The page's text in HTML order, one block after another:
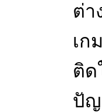
ต่า
เก
ติด
ปัญ